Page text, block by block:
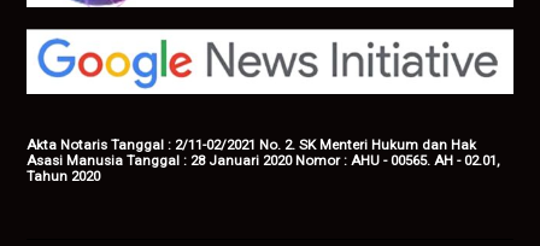
Akta Notaris Tanggal : 2/11-02/2021 No. 2. SK Menteri Hukum dan Hak
Asasi Manusia Tanggal : 28 Januari 2020 Nomor : AHU - 00565. AH - 02.01,
Tahun 2020